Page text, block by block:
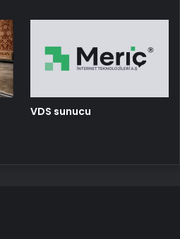
VDS sunucu